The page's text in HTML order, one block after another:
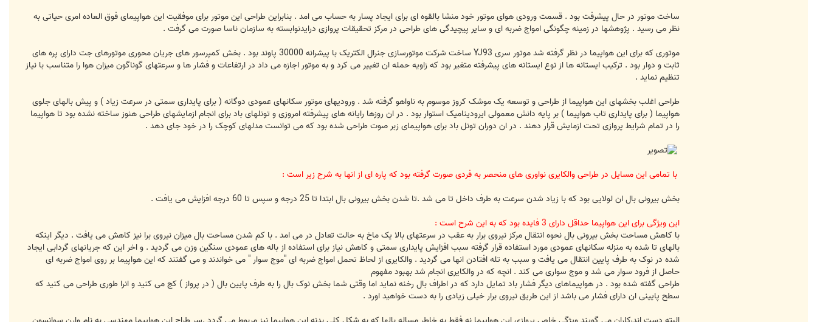
ساخت موتور در حال پیشرفت بود . قسمت ورودی هوای موتور خود منشا بالقوه ای برای ایجاد پسار به حساب می امد . بنابراین طراحی این موتور برای موفقیت این هواپیمای فوق العاده امری حیاتی به
نظر می رسید . پژوهشها در زمینه چگونگی امواج ضربه ای و سایر پیچیدگی های طراحی در مرکز تحقیقات پروازی درایدنوابسته به سازمان ناسا صورت می گرفت .
موتوری که برای این هواپیما در نظر گرفته شد موتور سری YJ93 ساخت شرکت موتورسازی جنرال الکتریک با پیشرانه 30000 پاوند بود . بخش کمپرسور های جریان محوری موتورهای جت دارای پره های
ثابت و دوار بود . ترکیب ایستانه ها از نوع ایستانه های پیشرفته متغیر بود که زاویه حمله ان تغییر می کرد و به موتور اجازه می داد در ارتفاعات و فشار ها و سرعتهای گوناگون میزان هوا را متناسب با نیاز
تنظیم نماید .
طراحی اغلب بخشهای این هواپیما از طراحی و توسعه یک موشک کروز موسوم به ناواهو گرفته شد . ورودیهای موتور سکانهای عمودی دوگانه ( برای پایداری سمتی در سرعت زیاد ) و پیش بالهای جلوی
هواپیما ( برای پایداری تاب هواپیما ) بر پایه دانش معمولی ایرودینامیک استوار بود . در ان روزها رایانه های پیشرفته امروزی و تونلهای باد برای انجام ازمایشهای طراحی هنوز ساخته نشده بود تا هواپیما
را در تمام شرایط پروازی تحت ازمایش قرار دهند . در ان دوران تونل باد برای هواپیمای زبر صوت طراحی شده بود که می توانست مدلهای کوچک را در خود جای دهد .
با تمامی این مسایل در طراحی والکایری نواوری های منحصر به فردی صورت گرفته بود که پاره ای از انها به شرح زیر است :
بخش بیرونی بال ان لولایی بود که با زیاد شدن سرعت به طرف داخل تا می شد .تا شدن بخش بیرونی بال ابتدا تا 25 درجه و سپس تا 60 درجه افزایش می یافت .
این ویژگی برای این هواپیما حداقل دارای 3 فایده بود که به این شرح است :
با کاهش مساحت بخش بیرونی بال نحوه انتقال مرکز نیروی برار به عقب در سرعتهای بالا یک ماخ به حالت تعادل در می امد . با کم شدن مساحت بال میزان نیروی برا نیز کاهش می یافت . دیگر اینکه
بالهای تا شده به منزله سکانهای عمودی مورد استفاده قرار گرفته سبب افزایش پایداری سمتی و کاهش نیاز برای استفاده از باله های عمودی سنگین وزن می گردید . و اخر این که جریانهای گردابی ایجاد
شده در نوک به طرف پایین انتقال می یافت و سبب به تله افتادن انها می گردید . والکایری از لحاظ تحمل امواج ضربه ای "موج سوار " می خواندند و می گفتند که این هواپیما بر روی امواج ضربه ای
حاصل از فرود سوار می شد و موج سواری می کند . انچه که در والکایری انجام شد بهبود مفهوم
طراحی گفته شده بود . در هواپیماهای دیگر فشار باد تمایل دارد که در اطراف بال رخنه نماید اما وقتی شما بخش نوک بال را به طرف پایین بال ( در پرواز ) کج می کنید و انرا طوری طراحی می کنید که
سطح پایینی ان دارای فشار می باشد از این طریق نیروی برار خیلی زیادی را به دست خواهید اورد .